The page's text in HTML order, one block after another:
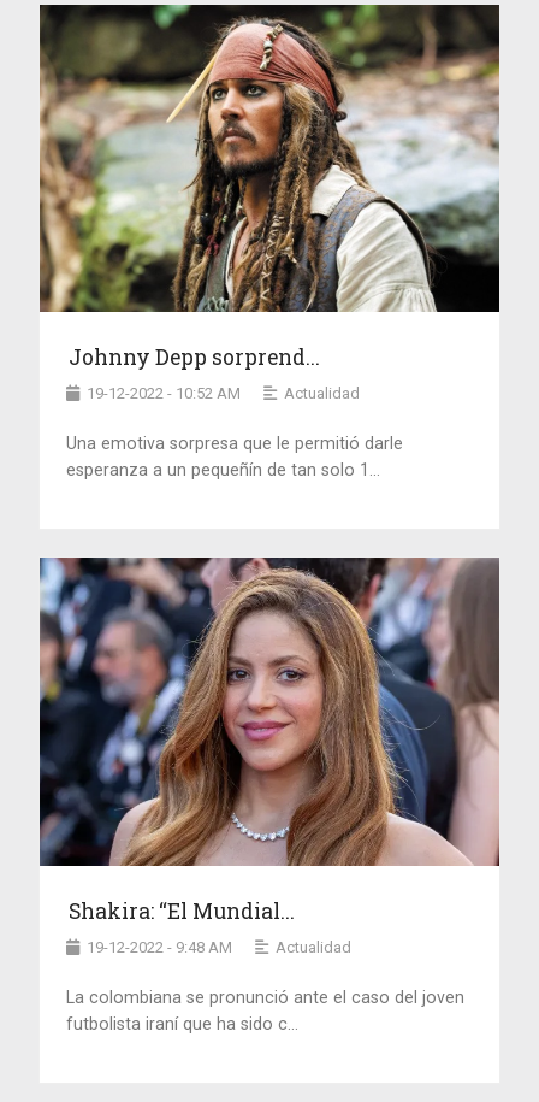
Johnny Depp sorprend...
19-12-2022 - 10:52 AM Actualidad
Una emotiva sorpresa que le permitió darle
esperanza a un pequeñín de tan solo 1...
Shakira: “El Mundial...
19-12-2022 - 9:48 AM Actualidad
La colombiana se pronunció ante el caso del joven
futbolista iraní que ha sido c...